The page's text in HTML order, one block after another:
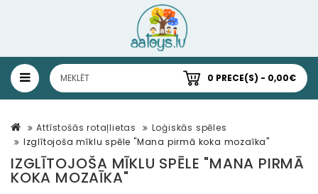
0 PRECE(S) - 0,00€
Attīstošās rotaļlietas
Loģiskās spēles
Izglītojoša mīklu spēle "Mana pirmā koka mozaīka"
IZGLĪTOJOŠA MĪKLU SPĒLE "MANA PIRMĀ
KOKA MOZAĪKA"